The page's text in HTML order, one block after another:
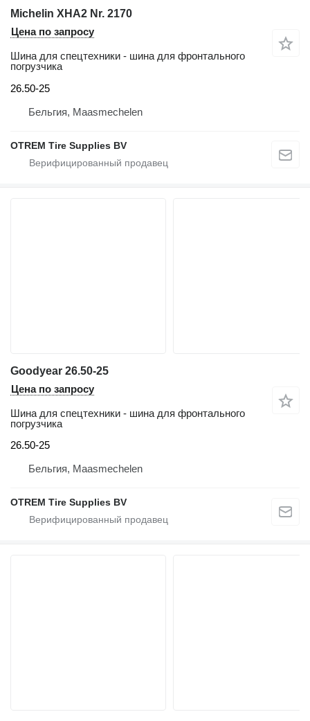
Michelin XHA2 Nr. 2170
Цена по запросу
Шина для спецтехники - шина для фронтального
погрузчика
26.50-25
Бельгия, Maasmechelen
OTREM Tire Supplies BV
Goodyear 26.50-25
Цена по запросу
Шина для спецтехники - шина для фронтального
погрузчика
26.50-25
Бельгия, Maasmechelen
OTREM Tire Supplies BV